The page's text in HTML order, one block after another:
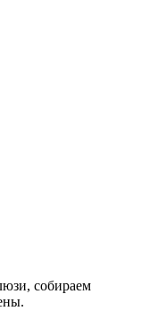
собираем